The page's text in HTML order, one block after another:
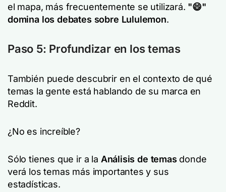
el mapa, más frecuentemente se utilizará. "😄"
domina los debates sobre Lululemon.
Paso 5: Profundizar en los temas
También puede descubrir en el contexto de qué
temas la gente está hablando de su marca en
Reddit.
¿No es increíble?
Sólo tienes que ir a la Análisis de temas donde
verá los temas más importantes y sus
estadísticas.